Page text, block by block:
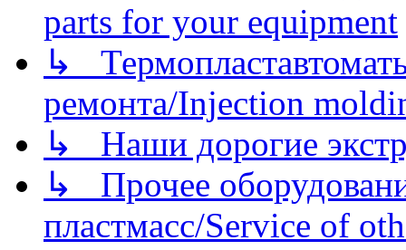
parts for your equipment
↳
ремонта/Injection
↳ Наши дорогие
↳ Прочее
пластмасс/Service of